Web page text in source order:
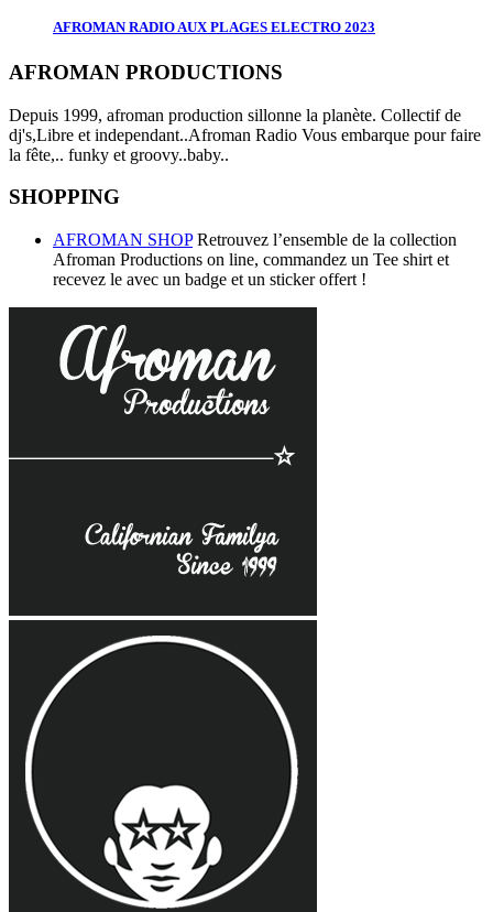
AFROMAN RADIO AUX PLAGES ELECTRO 2023
AFROMAN PRODUCTIONS
Depuis 1999, afroman production sillonne la planète. Collectif de
dj's,Libre et independant..Afroman Radio Vous embarque pour faire
la fête,.. funky et groovy..baby..
SHOPPING
AFROMAN SHOPRetrouvez l’ensemble de la collection
Afroman Productions on line, commandez un Tee shirt et
recevez le avec un badge et un sticker offert !